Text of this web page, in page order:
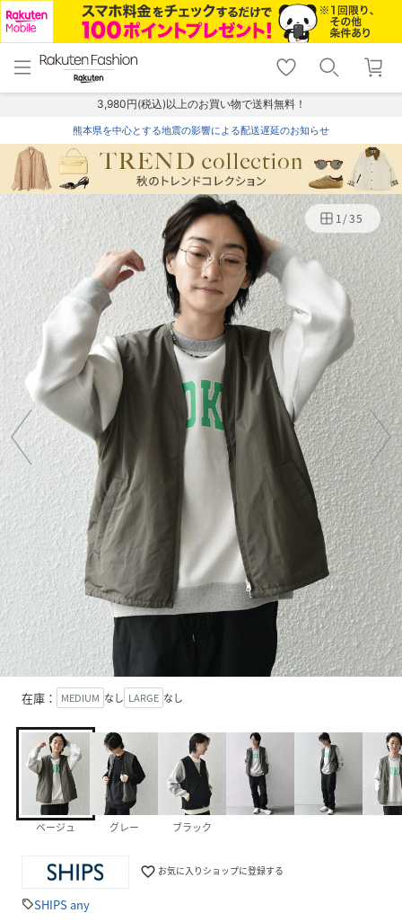
menu home
トップ
shopping_cart lock_outline
ログイン
3,980円(税込)以上のお買い物で送料無料！
熊本県を中心とする地震の影響による配送遅延のお知らせ
1/35
在庫： MEDIUM なし LARGE なし
ベージュ グレー ブラック
favorite_border お気に入りショップに登録する
sellSHIPS any